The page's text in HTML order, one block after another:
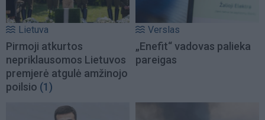
Lietuva
Pirmoji atkurtos
nepriklausomos Lietuvos
premjerė atgulė amžinojo
poilsio (1)
Verslas
„Enefit“ vadovas palieka
pareigas